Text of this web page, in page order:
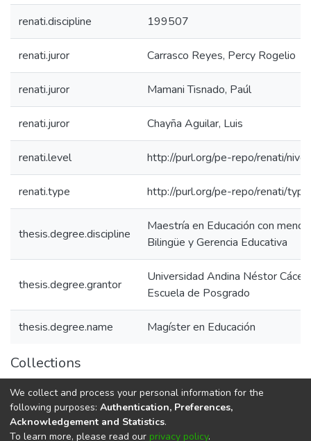
renati.discipline 199507
renati.juror Carrasco Reyes, Percy Rogelio
renati.juror Mamani Tisnado, Paúl
renati.juror Chayña Aguilar, Luis
renati.level http://purl.org/pe-repo/renati/
renati.type http://purl.org/pe-repo/renati/
thesis.degree.discipline
Maestría en Educación con
Bilingüe y Gerencia Educativa
thesis.degree.grantor
Universidad Andina Néstor
Escuela de Posgrado
thesis.degree.name Magíster en Educación
Collections
Mención en: Educación Bilingue Intercultural y Gerencia
Educativa
We collect and process your personal information for the
following purposes: Authentication, Preferences,
Acknowledgement and Statistics.
To learn more, please read our privacy policy.